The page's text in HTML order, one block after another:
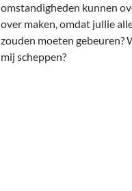
omstandigheden kunnen
over maken, omdat jullie
zouden moeten gebeuren?
mij scheppen?